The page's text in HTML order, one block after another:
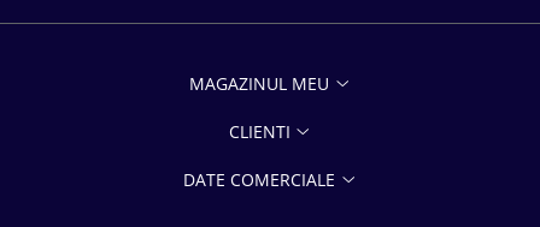
MAGAZINUL MEU
CLIENTI
DATE COMERCIALE